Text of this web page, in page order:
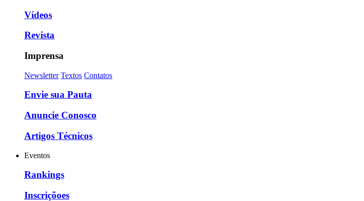
Vídeos
Revista
Imprensa
Newsletter Textos Contatos
Envie sua Pauta
Anuncie Conosco
Artigos Técnicos
Eventos
Rankings
Inscriçõoes